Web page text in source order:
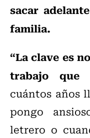
sacar
familia.
“La clave es
trabajo que
cuántos años
pongo
letrero o